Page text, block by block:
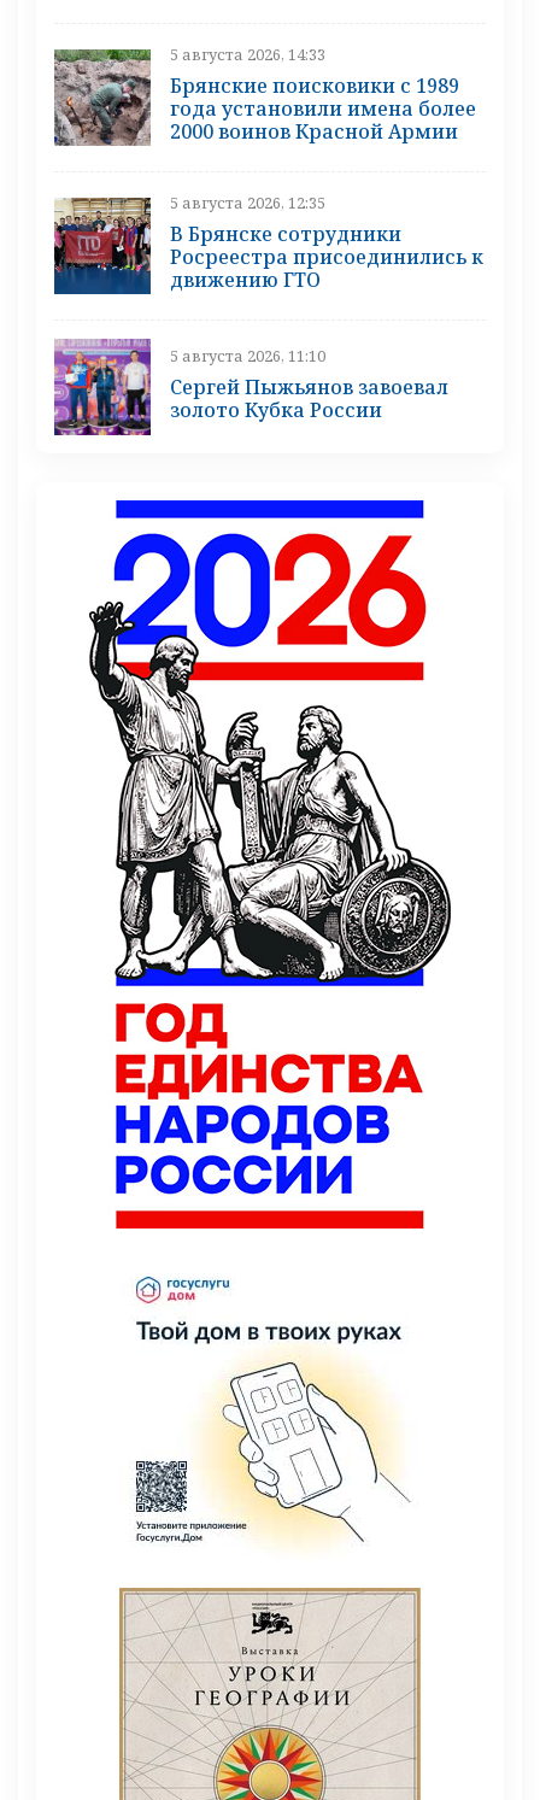
5 августа 2026, 14:33
Брянские поисковики с 1989
года установили имена более
2000 воинов Красной Армии
5 августа 2026, 12:35
В Брянске сотрудники
Росреестра присоединились к
движению ГТО
5 августа 2026, 11:10
Сергей Пыжьянов завоевал
золото Кубка России